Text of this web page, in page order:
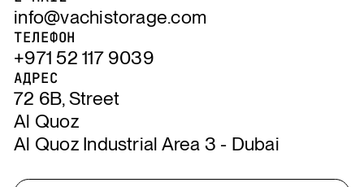
info@vachistorage.com
ТЕЛЕФОН
+971 52 117 9039
АДРЕС
72 6B, Street
Al Quoz
Al Quoz Industrial Area 3 - Dubai